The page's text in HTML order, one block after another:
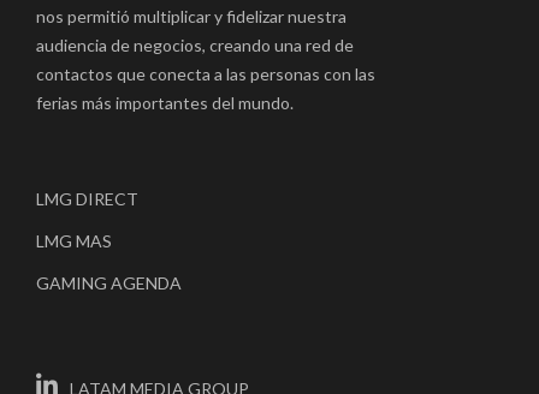
nos permitió multiplicar y fidelizar nuestra
audiencia de negocios, creando una red de
contactos que conecta a las personas con las
ferias más importantes del mundo.
LMG DIRECT
LMG MAS
GAMING AGENDA
LATAM MEDIA GROUP